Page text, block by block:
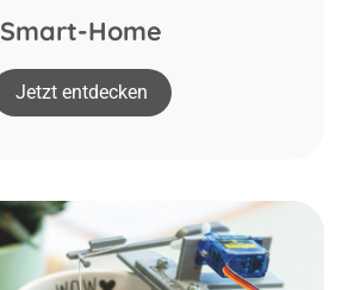
Smart-Home
Jetzt entdecken